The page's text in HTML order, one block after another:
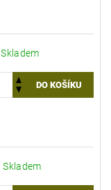
Skladem
Skladem